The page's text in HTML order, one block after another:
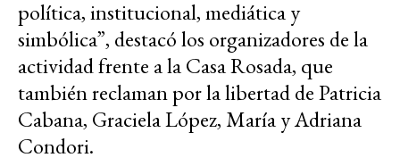
política, institucional, mediática y
simbólica”, destacó los organizadores de la
actividad frente a la Casa Rosada, que
también reclaman por la libertad de Patricia
Cabana, Graciela López, María y Adriana
Condori.